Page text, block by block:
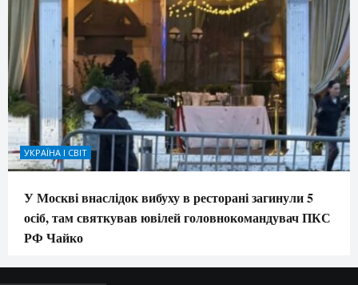
УКРАЇНА І СВІТ
У Москві внаслідок вибуху в ресторані загинули 5
осіб, там святкував ювілей головнокомандувач ПКС
РФ Чайко